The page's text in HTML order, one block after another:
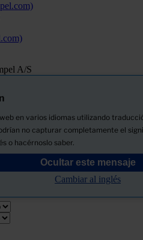
A/S
en varios idiomas utilizando
no capturar completamente el
o hacérnoslo saber.
Ocultar este mensaje
Cambiar al inglés
del producto